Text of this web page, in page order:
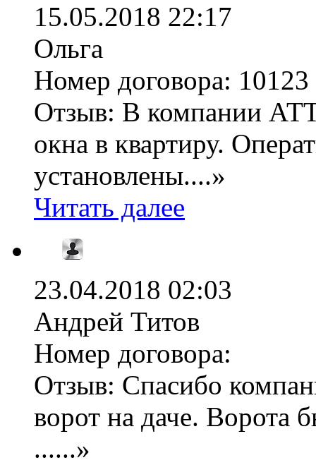
15.05.2018 22:17
Ольга
Номер договора:
Отзыв: В компании
окна в квартиру.
установлены....»
Читать далее
23.04.2018 02:03
Андрей Титов
Номер договора:
Отзыв: Спасибо
ворот на даче. Ворота
......»